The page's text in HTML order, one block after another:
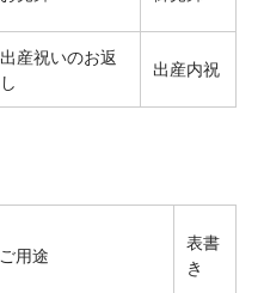
出産祝いのお返
し
出産内祝
ご用途
表書
き